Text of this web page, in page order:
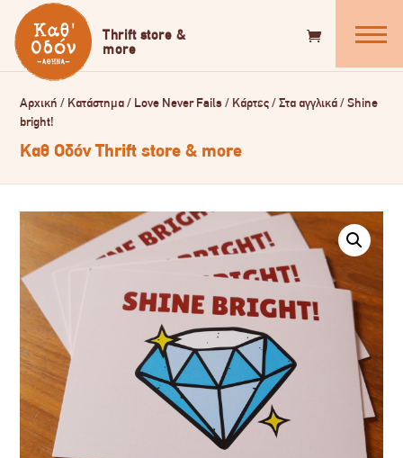
Αρχική / Κατάστημα/ Love Never Fails/ Κάρτες/Στα αγγλικά/Shine
bright!
Καθ Οδόν Thrift store & more